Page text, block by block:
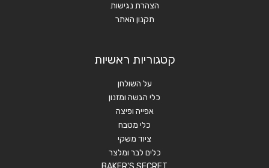
הצהרת נגישות
תקנון האתר
קטגוריות ראשיות
על השולחן
כלי הגשה ומזנון
אפייה ופיצה
כלי מטבח
ציוד משקי
כלים לבר ומלצר